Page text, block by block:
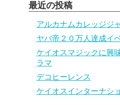
最近の投稿
アルカナムカレッジジ
ヤバ帝２０万人達成イ
ケイオスマジックに興
ラマ
デコヒーレンス
ケイオスインターナシ